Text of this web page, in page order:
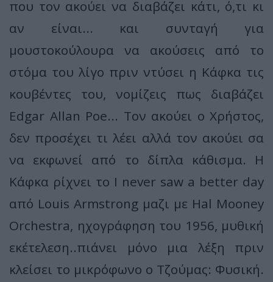
που τον ακούει να διαβάζει κάτι, ό,τι κι
αν είναι... και συνταγή για
μουστοκούλουρα να ακούσεις από το
στόμα του λίγο πριν ντύσει η Κάφκα τις
κουβέντες του, νομίζεις πως διαβάζει
Edgar Allan Poe... Tον ακούει ο Χρήστος,
δεν προσέχει τι λέει αλλά τον ακούει σα
να εκφωνεί από το δίπλα κάθισμα. Η
Κάφκα ρίχνει το I never saw a better day
από Louis Armstrong μαζι με Hal Mooney
Orchestra, ηχογράφηση του 1956, μυθική
εκέτελεση..πιάνει μόνο μια λέξη πριν
κλείσει το μικρόφωνο ο Τζούμας: Φυσική.